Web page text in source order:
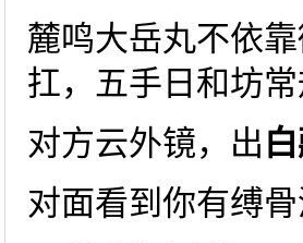
麓鸣大岳丸不依
扛，五手日和坊常
对方云外镜，出
对面看到你有缚